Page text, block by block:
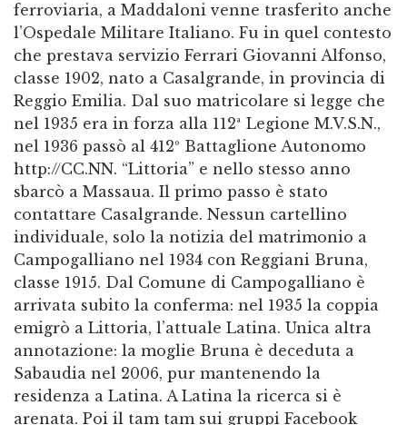
ferroviaria, a Maddaloni venne trasferito anche
l’Ospedale Militare Italiano. Fu in quel contesto
che prestava servizio Ferrari Giovanni Alfonso,
classe 1902, nato a Casalgrande, in provincia di
Reggio Emilia. Dal suo matricolare si legge che
nel 1935 era in forza alla 112ª Legione M.V.S.N.,
nel 1936 passò al 412º Battaglione Autonomo
http://CC.NN. “Littoria” e nello stesso anno
sbarcò a Massaua. Il primo passo è stato
contattare Casalgrande. Nessun cartellino
individuale, solo la notizia del matrimonio a
Campogalliano nel 1934 con Reggiani Bruna,
classe 1915. Dal Comune di Campogalliano è
arrivata subito la conferma: nel 1935 la coppia
emigrò a Littoria, l’attuale Latina. Unica altra
annotazione: la moglie Bruna è deceduta a
Sabaudia nel 2006, pur mantenendo la
residenza a Latina. A Latina la ricerca si è
arenata. Poi il tam tam sui gruppi Facebook